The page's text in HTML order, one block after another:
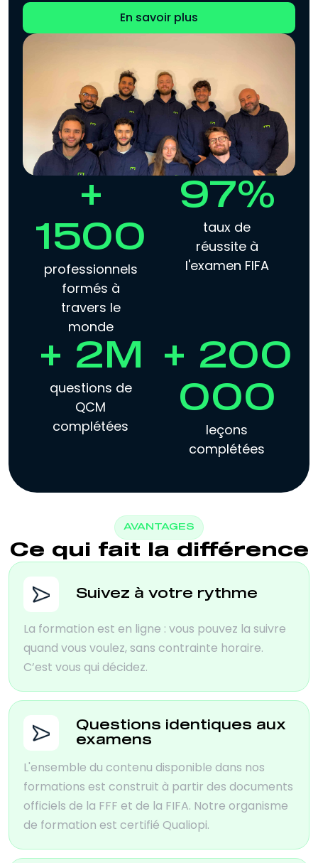
En savoir plus
+
1500
professionnels
formés à
travers le
monde
97%
taux de
réussite à
l'examen FIFA
+ 2M
questions de
QCM
complétées
+ 200
000
leçons
complétées
AVANTAGES
Ce qui fait la différence
Suivez à votre rythme
La formation est en ligne : vous pouvez la suivre
quand vous voulez, sans contrainte horaire.
C’est vous qui décidez.
Questions identiques aux
examens
L'ensemble du contenu disponible dans nos
formations est construit à partir des documents
officiels de la FFF et de la FIFA. Notre organisme
de formation est certifié Qualiopi.